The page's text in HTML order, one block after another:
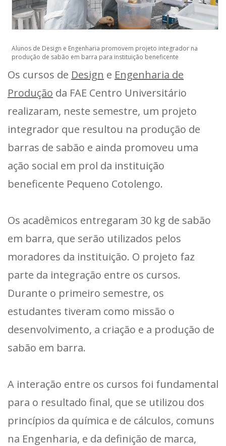
Alunos de Design e Engenharia promovem projeto integrador na
produção de sabão em barra para instituição beneficente
Os cursos de Design e Engenharia de
Produção da FAE Centro Universitário
realizaram, neste semestre, um projeto
integrador que resultou na produção de
barras de sabão e ainda promoveu uma
ação social em prol da instituição
beneficente Pequeno Cotolengo.
Os acadêmicos entregaram 30 kg de sabão
em barra, que serão utilizados pelos
moradores da instituição. O projeto faz
parte da integração entre os cursos.
Durante o primeiro semestre, os
estudantes tiveram como missão o
desenvolvimento, a criação e a produção de
sabão em barra.
A interação entre os cursos foi fundamental
para o resultado final, que se utilizou dos
princípios da química e de cálculos, comuns
na Engenharia, e da definição de marca,